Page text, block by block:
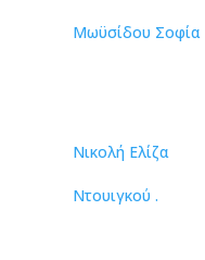
Μωϋσίδου Σοφία
Νικολή Ελίζα
Ντουιγκού .